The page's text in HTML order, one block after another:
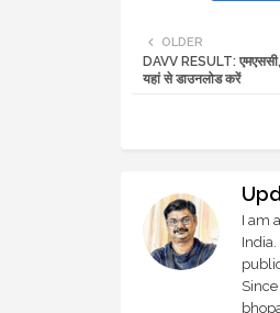
OLDER
DAVV RESULT: एमएससी,
यहां से डाउनलोड करें
I am